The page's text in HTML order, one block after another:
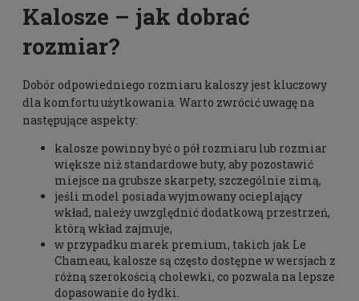
Kalosze – jak dobrać
rozmiar?
Dobór odpowiedniego rozmiaru kaloszy jest kluczowy
dla komfortu użytkowania. Warto zwrócić uwagę na
następujące aspekty:
kalosze powinny być o pół rozmiaru lub rozmiar
większe niż standardowe buty, aby pozostawić
miejsce na grubsze skarpety, szczególnie zimą,
jeśli model posiada wyjmowany ocieplający
wkład, należy uwzględnić dodatkową przestrzeń,
którą wkład zajmuje,
w przypadku marek premium, takich jak Le
Chameau, kalosze są często dostępne w wersjach z
różną szerokością cholewki, co pozwala na lepsze
dopasowanie do łydki.